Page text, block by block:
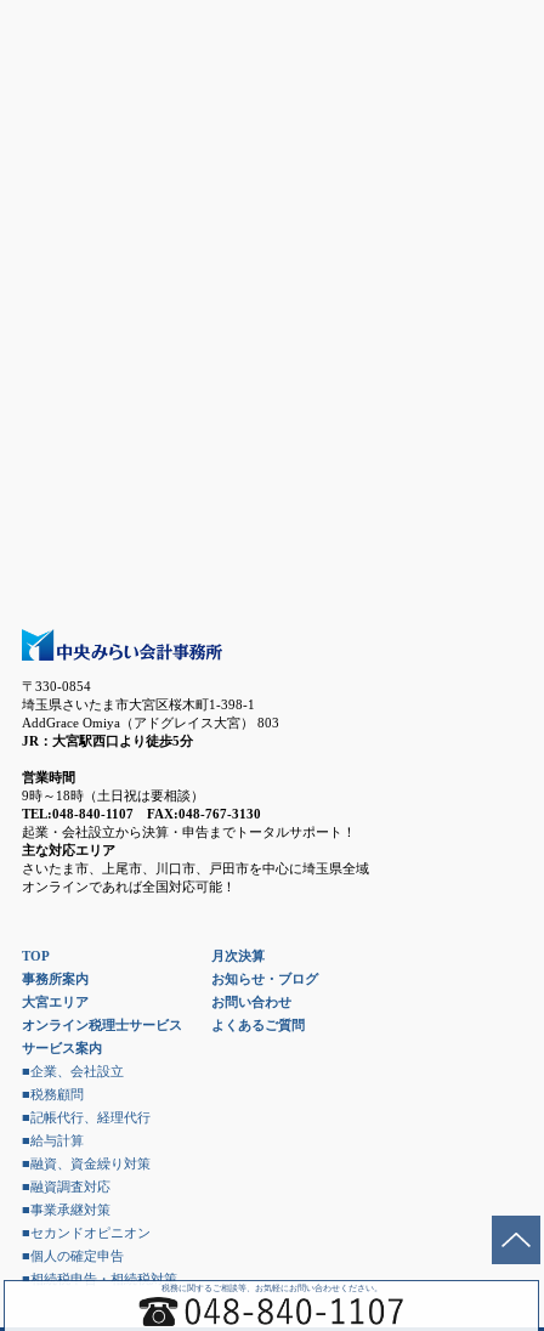
税務に関するご相談等、お気軽にお問い合わせください。
〒330-0854
埼玉県さいたま市大宮区桜木町1-398-1
AddGrace Omiya（アドグレイス大宮） 803
JR：大宮駅西口より徒歩5分
営業時間
9時～18時（土日祝は要相談）
TEL:048-840-1107 FAX:048-767-3130
起業・会社設立から決算・申告までトータルサポート！
主な対応エリア
さいたま市、上尾市、川口市、戸田市を中心に埼玉県全域
オンラインであれば全国対応可能！
TOP
事務所案内
大宮エリア
オンライン税理士サービス
サービス案内
■企業、会社設立
■税務顧問
■記帳代行、経理代行
■給与計算
■融資、資金繰り対策
■融資調査対応
■事業承継対策
■セカンドオピニオン
■個人の確定申告
■相続税申告・相続税対策
月次決算
お知らせ・ブログ
お問い合わせ
よくあるご質問